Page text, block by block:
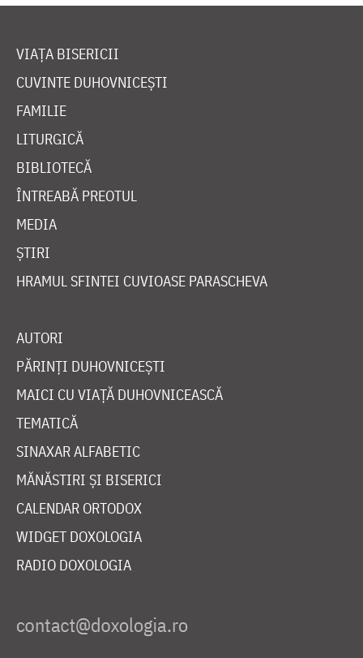
VIAȚA BISERICII
CUVINTE DUHOVNICEȘTI
FAMILIE
LITURGICĂ
BIBLIOTECĂ
ÎNTREABĂ PREOTUL
MEDIA
ȘTIRI
HRAMUL SFINTEI CUVIOASE PARASCHEVA
AUTORI
PĂRINȚI DUHOVNICEȘTI
MAICI CU VIAȚĂ DUHOVNICEASCĂ
TEMATICĂ
SINAXAR ALFABETIC
MĂNĂSTIRI ȘI BISERICI
CALENDAR ORTODOX
WIDGET DOXOLOGIA
RADIO DOXOLOGIA